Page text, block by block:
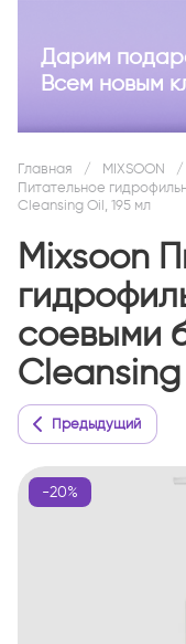
Дарим
Всем новым
Главная / MIXSOON
/
Питательное
Cleansing Oil, 195 мл
Mixsoon
соевыми
Cleansing
Предыдущий
-20%